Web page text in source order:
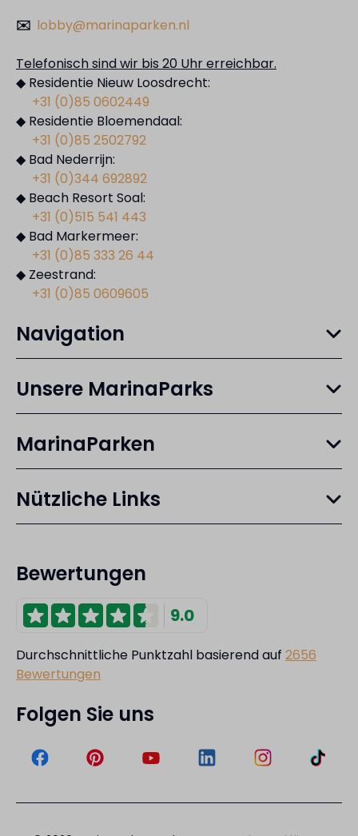
✉️ lobby@marinaparken.nl
Telefonisch sind wir bis 20 Uhr erreichbar.
◆ Residentie Nieuw Loosdrecht:
+31 (0)85 0602449
◆ Residentie Bloemendaal:
+31 (0)85 2502792
◆ Bad Nederrijn:
+31 (0)344 692892
◆ Beach Resort Soal:
+31 (0)515 541 443
◆ Bad Markermeer:
+31 (0)85 333 26 44
◆ Zeestrand:
+31 (0)85 0609605
Navigation
Unsere MarinaParks
MarinaParken
Nützliche Links
Bewertungen
9.0
Durchschnittliche Punktzahl basierend auf 2656
Bewertungen
Folgen Sie uns